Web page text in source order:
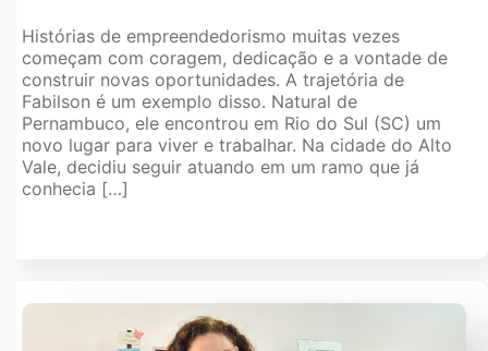
Histórias de empreendedorismo muitas vezes
começam com coragem, dedicação e a vontade de
construir novas oportunidades. A trajetória de
Fabilson é um exemplo disso. Natural de
Pernambuco, ele encontrou em Rio do Sul (SC) um
novo lugar para viver e trabalhar. Na cidade do Alto
Vale, decidiu seguir atuando em um ramo que já
conhecia […]